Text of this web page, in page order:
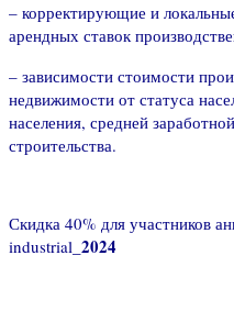
– корректирующие и
арендных ставок
– зависимости стоимости
недвижимости от статуса
населения, средней
строительства.
Скидка 40% для участников
industrial _2024